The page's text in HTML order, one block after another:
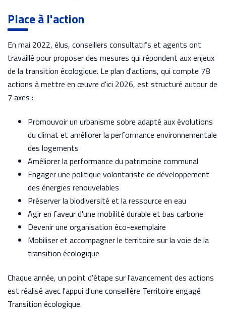
Place à l'action
En mai 2022, élus, conseillers consultatifs et agents ont
travaillé pour proposer des mesures qui répondent aux enjeux
de la transition écologique. Le plan d'actions, qui compte 78
actions à mettre en œuvre d'ici 2026, est structuré autour de
7 axes :
Promouvoir un urbanisme sobre adapté aux évolutions
du climat et améliorer la performance environnementale
des logements
Améliorer la performance du patrimoine communal
Engager une politique volontariste de développement
des énergies renouvelables
Préserver la biodiversité et la ressource en eau
Agir en faveur d'une mobilité durable et bas carbone
Devenir une organisation éco-exemplaire
Mobiliser et accompagner le territoire sur la voie de la
transition écologique
Chaque année, un point d'étape sur l'avancement des actions
est réalisé avec l'appui d'une conseillère Territoire engagé
Transition écologique.